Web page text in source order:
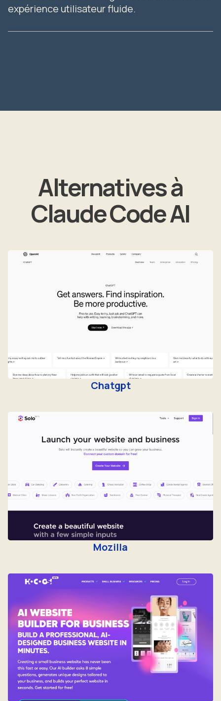
expérience utilisateur fluide.
Alternatives à
Claude Code AI
Chatgpt
Mozilla